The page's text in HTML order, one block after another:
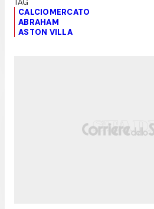
CALCIOMERCATO
ABRAHAM
ASTON VILLA